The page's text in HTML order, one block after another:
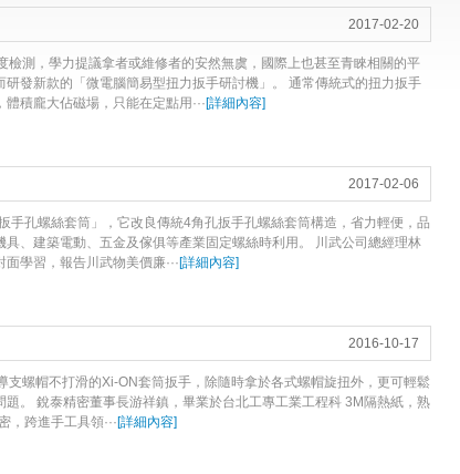
2017-02-20
測，學力提議拿者或維修者的安然無虞，國際上也甚至青睞相關的平
發新款的「微電腦簡易型扭力扳手研討機」。 通常傳統式的扭力扳手
積龐大佔磁場，只能在定點用···[詳細內容]
2017-02-06
手孔螺絲套筒」，它改良傳統4角孔扳手孔螺絲套筒構造，省力輕便，品
、建築電動、五金及傢俱等產業固定螺絲時利用。 川武公司總經理林
學習，報告川武物美價廉···[詳細內容]
2016-10-17
螺帽不打滑的Xi-ON套筒扳手，除隨時拿於各式螺帽旋扭外，更可輕鬆
。 銳泰精密董事長游祥鎮，畢業於台北工專工業工程科 3M隔熱紙，熟
跨進手工具領···[詳細內容]